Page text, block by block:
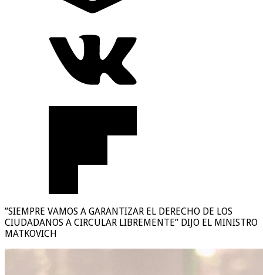
”SIEMPRE VAMOS A GARANTIZAR EL DERECHO DE LOS
CIUDADANOS A CIRCULAR LIBREMENTE” DIJO EL MINISTRO
MATKOVICH